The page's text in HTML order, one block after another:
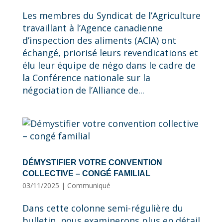
Les membres du Syndicat de l’Agriculture
travaillant à l’Agence canadienne
d’inspection des aliments (ACIA) ont
échangé, priorisé leurs revendications et
élu leur équipe de négo dans le cadre de
la Conférence nationale sur la
négociation de l’Alliance de...
DÉMYSTIFIER VOTRE CONVENTION
COLLECTIVE – CONGÉ FAMILIAL
03/11/2025 | Communiqué
Dans cette colonne semi-régulière du